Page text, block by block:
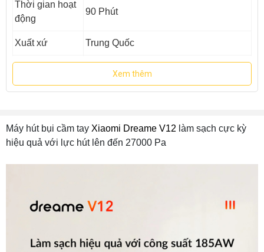
Thời gian hoạt
động
90 Phút
Xuất xứ Trung Quốc
Xem thêm
Máy hút bụi cầm tay Xiaomi Dreame V12 làm sạch cực kỳ
hiệu quả với lực hút lên đến 27000 Pa